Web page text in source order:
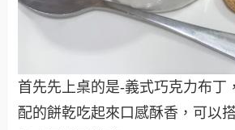
首先先上桌的是-義式巧克力布丁
配的餅乾吃起來口感酥香，可以